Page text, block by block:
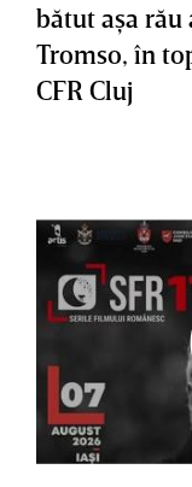
bătut aşa rău
Tromso, în
CFR Cluj